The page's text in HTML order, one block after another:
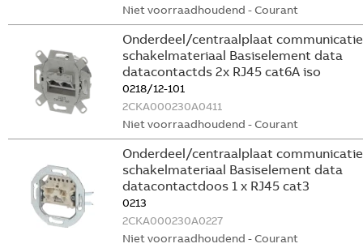
Niet voorraadhoudend - Courant
Onderdeel/centraalplaat
schakelmateriaal Basiselement data
datacontactds 2x RJ45 cat6A iso
0218/12-101
2CKA000230A0411
Niet voorraadhoudend - Courant
Onderdeel/centraalplaat
schakelmateriaal Basiselement data
datacontactdoos 1 x RJ45 cat3
0213
2CKA000230A0227
Niet voorraadhoudend - Courant